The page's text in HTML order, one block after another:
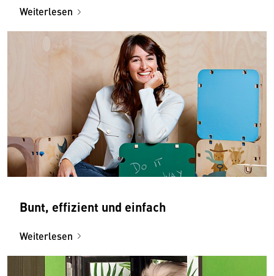
Weiterlesen
Bunt, effizient und einfach
Weiterlesen